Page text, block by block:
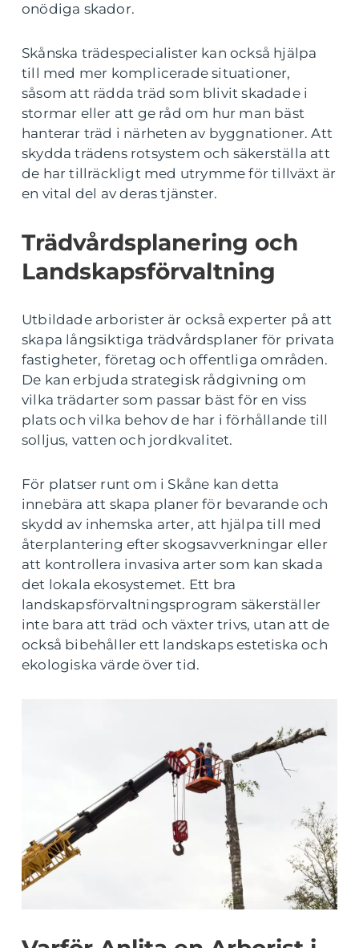
onödiga skador.
Skånska trädespecialister kan också hjälpa
till med mer komplicerade situationer,
såsom att rädda träd som blivit skadade i
stormar eller att ge råd om hur man bäst
hanterar träd i närheten av byggnationer. Att
skydda trädens rotsystem och säkerställa att
de har tillräckligt med utrymme för tillväxt är
en vital del av deras tjänster.
Trädvårdsplanering och
Landskapsförvaltning
Utbildade arborister är också experter på att
skapa långsiktiga trädvårdsplaner för privata
fastigheter, företag och offentliga områden.
De kan erbjuda strategisk rådgivning om
vilka trädarter som passar bäst för en viss
plats och vilka behov de har i förhållande till
solljus, vatten och jordkvalitet.
För platser runt om i Skåne kan detta
innebära att skapa planer för bevarande och
skydd av inhemska arter, att hjälpa till med
återplantering efter skogsavverkningar eller
att kontrollera invasiva arter som kan skada
det lokala ekosystemet. Ett bra
landskapsförvaltningsprogram säkerställer
inte bara att träd och växter trivs, utan att de
också bibehåller ett landskaps estetiska och
ekologiska värde över tid.